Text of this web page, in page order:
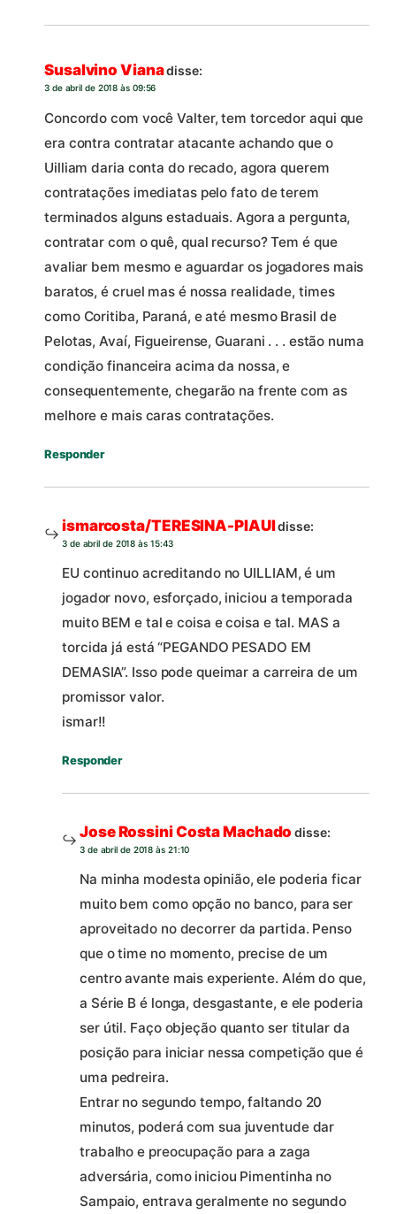
Susalvino Vianadisse:
3 de abril de 2018 às 09:56
Concordo com você Valter, tem torcedor aqui que
era contra contratar atacante achando que o
Uilliam daria conta do recado, agora querem
contratações imediatas pelo fato de terem
terminados alguns estaduais. Agora a pergunta,
contratar com o quê, qual recurso? Tem é que
avaliar bem mesmo e aguardar os jogadores mais
baratos, é cruel mas é nossa realidade, times
como Coritiba, Paraná, e até mesmo Brasil de
Pelotas, Avaí, Figueirense, Guarani . . . estão numa
condição financeira acima da nossa, e
consequentemente, chegarão na frente com as
melhore e mais caras contratações.
Responder
ismarcosta/TERESINA-PIAUIdisse:
3 de abril de 2018 às 15:43
EU continuo acreditando no UILLIAM, é um
jogador novo, esforçado, iniciou a temporada
muito BEM e tal e coisa e coisa e tal. MAS a
torcida já está “PEGANDO PESADO EM
DEMASIA”. Isso pode queimar a carreira de um
promissor valor.
ismar!!
Responder
Jose Rossini Costa Machado disse:
3 de abril de 2018 às 21:10
Na minha modesta opinião, ele poderia ficar
muito bem como opção no banco, para ser
aproveitado no decorrer da partida. Penso
que o time no momento, precise de um
centro avante mais experiente. Além do que,
a Série B é longa, desgastante, e ele poderia
ser útil. Faço objeção quanto ser titular da
posição para iniciar nessa competição que é
uma pedreira.
Entrar no segundo tempo, faltando 20
minutos, poderá com sua juventude dar
trabalho e preocupação para a zaga
adversária, como iniciou Pimentinha no
Sampaio, entrava geralmente no segundo